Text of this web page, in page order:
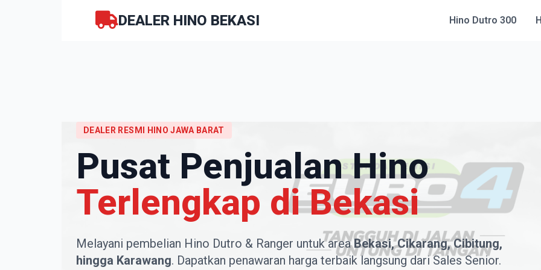
DEALER HINO BEKASI Hino Dutro 300
DEALER RESMI HINO JAWA BARAT
Pusat Penjualan Hino
Terlengkap di Bekasi
Melayani pembelian Hino Dutro & Ranger untuk areaBekasi, Cikarang, Cibitung,
hingga Karawang. Dapatkan penawaran harga terbaik langsung dari Sales Senior.